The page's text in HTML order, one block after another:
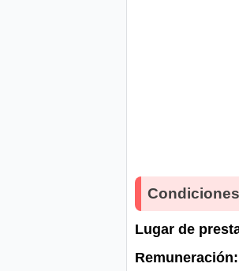
Lugar de
Remuneración: